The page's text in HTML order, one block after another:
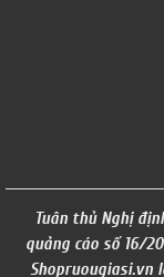
Tuân thủ Nghị
quảng cáo số 16/
Shopruougiasi.vn